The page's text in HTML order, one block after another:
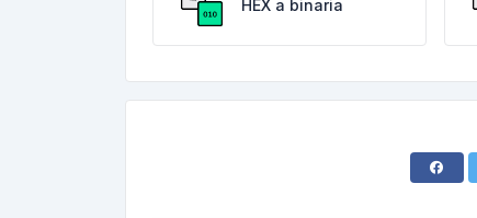
HEX a binaria